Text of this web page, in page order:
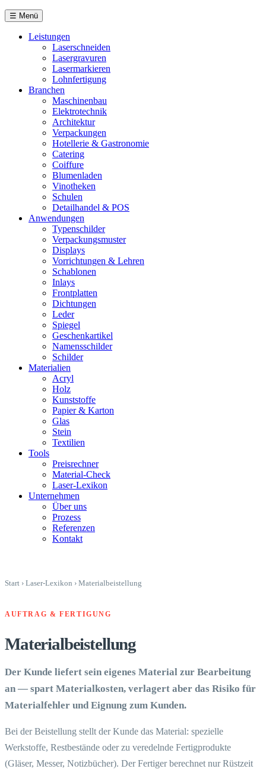
☰ Menü
Leistungen
Laserschneiden
Lasergravuren
Lasermarkieren
Lohnfertigung
Branchen
Maschinenbau
Elektrotechnik
Architektur
Verpackungen
Hotellerie & Gastronomie
Catering
Coiffure
Blumenladen
Vinotheken
Schulen
Detailhandel & POS
Anwendungen
Typenschilder
Verpackungsmuster
Displays
Vorrichtungen & Lehren
Schablonen
Inlays
Frontplatten
Dichtungen
Leder
Spiegel
Geschenkartikel
Namensschilder
Schilder
Materialien
Acryl
Holz
Kunststoffe
Papier & Karton
Glas
Stein
Textilien
Tools
Preisrechner
Material-Check
Laser-Lexikon
Unternehmen
Über uns
Prozess
Referenzen
Kontakt
Start › Laser-Lexikon › Materialbeistellung
AUFTRAG & FERTIGUNG
Materialbeistellung
Der Kunde liefert sein eigenes Material zur Bearbeitung
an — spart Materialkosten, verlagert aber das Risiko für
Materialfehler und Eignung zum Kunden.
Bei der Beistellung stellt der Kunde das Material: spezielle
Werkstoffe, Restbestände oder zu veredelnde Fertigprodukte
(Gläser, Messer, Notizbücher). Der Fertiger berechnet nur Rüstzeit